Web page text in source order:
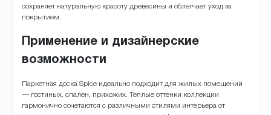
сохраняет натуральную красоту древесины и облегчает уход за
покрытием.
Применение и дизайнерские
возможности
Паркетная доска Spice идеально подходит для жилых помещений
— гостиных, спален, прихожих. Теплые оттенки коллекции
гармонично сочетаются с различными стилями интерьера от